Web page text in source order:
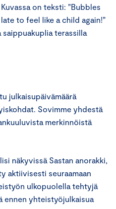
on teksti: ”Bubbles
to feel like a child again!”
saippuakuplia terassilla
julkaisupäivämäärä
Sovimme yhdestä
merkinnöistä
näkyvissä Sastan anorakki,
aktiivisesti seuraamaan
ulkopuolella tehtyjä
ennen yhteistyöjulkaisua